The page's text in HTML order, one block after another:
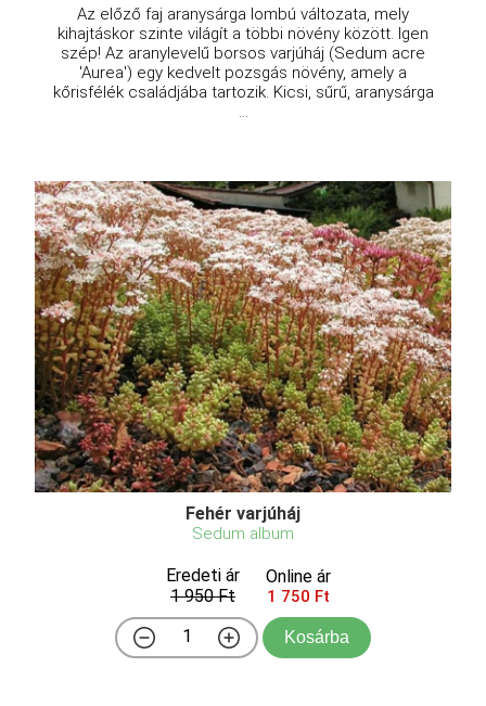
Az előző faj aranysárga lombú változata, mely
kihajtáskor szinte világít a többi növény között. Igen
szép! Az aranylevelű borsos varjúháj (Sedum acre
'Aurea') egy kedvelt pozsgás növény, amely a
kőrisfélék családjába tartozik. Kicsi, sűrű, aranysárga
...
Fehér varjúháj
Sedum album
Eredeti ár
1 950 Ft
Online ár
1 750 Ft
Kosárba